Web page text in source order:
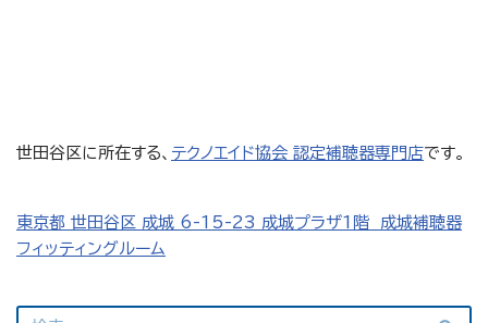
世田谷区に所在する、 テクノエイド協会 認定補聴器専門店です。
東京都 世田谷区 成城 6-15-23 成城プラザ1階 成城補聴器
フィッティングルーム